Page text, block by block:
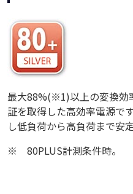
最大88%(※1)以上の変換効
証を取得した高効率電源で
し低負荷から高負荷まで安
※
80PLUS計測条件時。